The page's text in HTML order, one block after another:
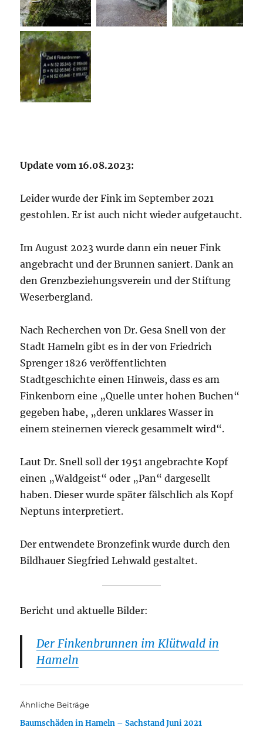
Update vom 16.08.2023:
Leider wurde der Fink im September 2021
gestohlen. Er ist auch nicht wieder aufgetaucht.
Im August 2023 wurde dann ein neuer Fink
angebracht und der Brunnen saniert. Dank an
den Grenzbeziehungsverein und der Stiftung
Weserbergland.
Nach Recherchen von Dr. Gesa Snell von der
Stadt Hameln gibt es in der von Friedrich
Sprenger 1826 veröffentlichten
Stadtgeschichte einen Hinweis, dass es am
Finkenborn eine „Quelle unter hohen Buchen“
gegeben habe, „deren unklares Wasser in
einem steinernen viereck gesammelt wird“.
Laut Dr. Snell soll der 1951 angebrachte Kopf
einen „Waldgeist“ oder „Pan“ dargesellt
haben. Dieser wurde später fälschlich als Kopf
Neptuns interpretiert.
Der entwendete Bronzefink wurde durch den
Bildhauer Siegfried Lehwald gestaltet.
Bericht und aktuelle Bilder:
Der Finkenbrunnen im Klütwald in
Hameln
Ähnliche Beiträge
Baumschäden in Hameln – Sachstand Juni 2021